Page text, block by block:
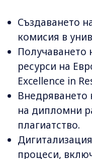
Създаването
комисия в
Получаването
ресурси на
Excellence in
Внедряването
на дипломни
плагиатство.
процеси,